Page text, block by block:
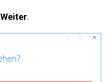
Weiter.